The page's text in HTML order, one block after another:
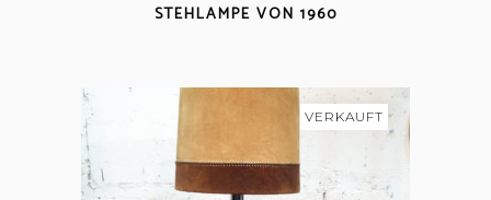
STEHLAMPE VON 1960
VERKAUFT